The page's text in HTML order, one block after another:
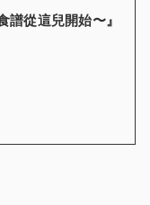
譜從這兒開始〜』